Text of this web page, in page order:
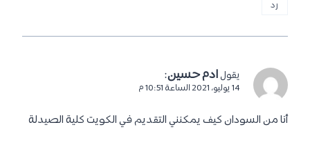
رد
يقول ادم حسين:
14 يوليو، 2021 الساعة 10:51 م
أنا من السودان كيف يمكنني التقديم في الكويت كلية الصيدلة